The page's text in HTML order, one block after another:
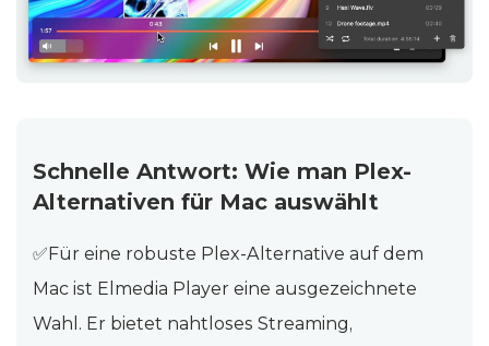
Schnelle Antwort: Wie man Plex-
Alternativen für Mac auswählt
✅Für eine robuste Plex-Alternative auf dem
Mac ist Elmedia Player eine ausgezeichnete
Wahl. Er bietet nahtloses Streaming,